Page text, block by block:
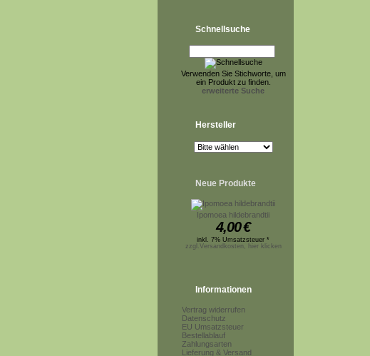
Schnellsuche
Verwenden Sie Stichworte, um
ein Produkt zu finden.
erweiterte Suche
Hersteller
Neue Produkte
Ipomoea hildebrandtii
4,00€
inkl. 7% Umsatzsteuer *
zzgl.Versandkosten, hier klicken
Informationen
Vertrag widerrufen
Datenschutz
EU Umsatzsteuer
Bestellablauf
Zahlungsarten
Lieferung & Versand